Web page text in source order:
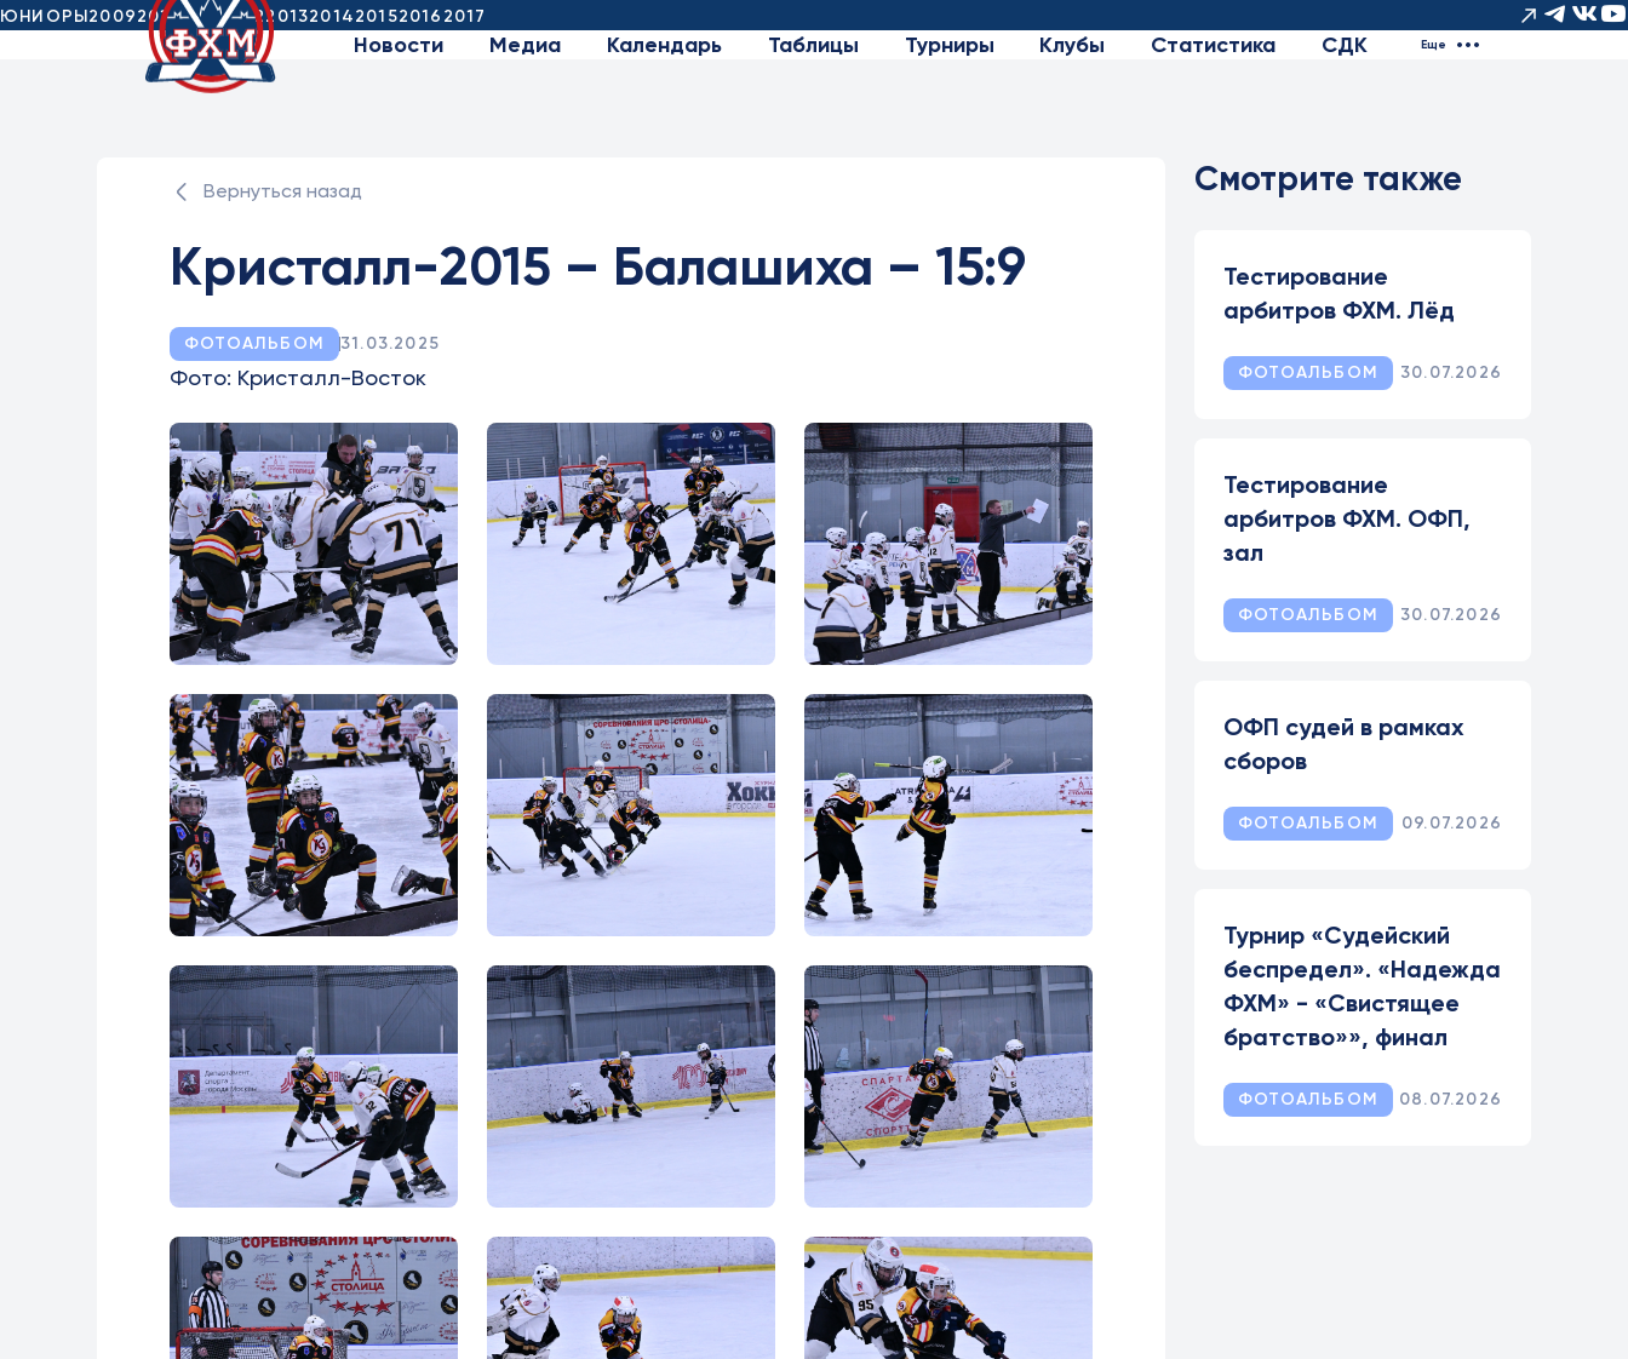
ЮНИОРЫ20092010201120122013201420152016 2017
Новости Медиа Календарь Таблицы Турниры Клубы Статистика СДК Еще
Вернуться назад
Кристалл-2015 – Балашиха – 15:9
ФОТОАЛЬБОМ 31.03.2025
Фото: Кристалл-Восток
Смотрите также
Тестирование
арбитров ФХМ. Лёд
ФОТОАЛЬБОМ 30.07.2026
Тестирование
арбитров ФХМ. ОФП,
зал
ФОТОАЛЬБОМ 30.07.2026
ОФП судей в рамках
сборов
ФОТОАЛЬБОМ 09.07.2026
Турнир «Судейский
беспредел». «Надежда
ФХМ» - «Свистящее
братство»», финал
ФОТОАЛЬБОМ 08.07.2026